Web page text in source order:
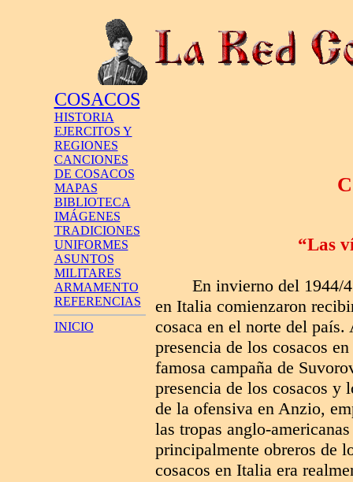
COSACOS
HISTORIA
EJERCITOS Y
REGIONES
CANCIONES
DE COSACOS
MAPAS
BIBLIOTECA
IMÁGENES
TRADICIONES
UNIFORMES
ASUNTOS
MILITARES
ARMAMENTO
REFERENCIAS
INICIO
“Las
En invierno del 1944/
en Italia comienzaron
cosaca en el norte del
presencia de los cosacos
famosa campaña de
presencia de los cosacos y
de la ofensiva en Anzio,
las tropas anglo-
principalmente obreros de
cosacos en Italia era